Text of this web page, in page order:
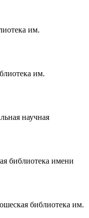
им.
им.
научная
библиотека имени
библиотека им.